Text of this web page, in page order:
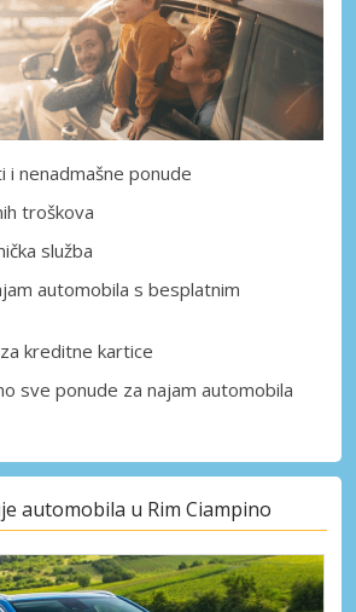
i nenadmašne ponude
troškova
služba
automobila s besplatnim
kreditne kartice
sve ponude za najam automobila
automobila u Rim Ciampino